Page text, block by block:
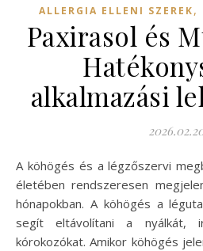
ALLERGIA ELLENI SZEREK,
Paxirasol és
alkalmazási
A köhögés és a légzőszervi megbetegedések sok ember
életében rendszeresen
hónapokban. A köhögés a
segít eltávolítani a nyálkát,
kórokozókat. Amikor köhögés